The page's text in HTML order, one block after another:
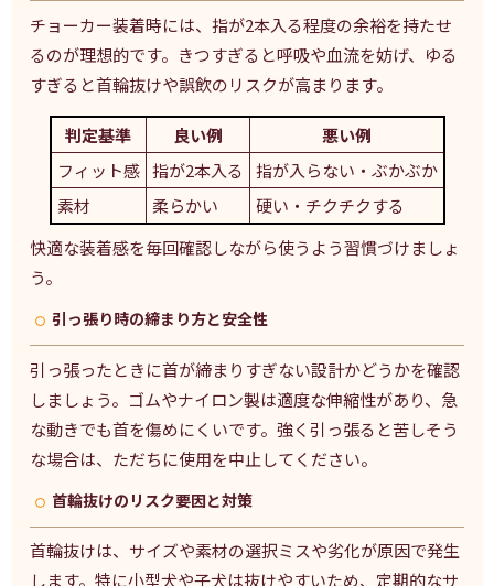
チョーカー装着時には、指が2本入る程度の余裕を持たせ
るのが理想的です。きつすぎると呼吸や血流を妨げ、ゆる
すぎると首輪抜けや誤飲のリスクが高まります。
判定基準 良い例
悪い例
フィット感 指が2本入る
指が入らない・ぶかぶか
素材
柔らかい
硬い・チクチクする
快適な装着感を毎回確認しながら使うよう習慣づけましょ
う。
引っ張り時の締まり方と安全性
引っ張ったときに首が締まりすぎない設計かどうかを確認
しましょう。ゴムやナイロン製は適度な伸縮性があり、急
な動きでも首を傷めにくいです。強く引っ張ると苦しそう
な場合は、ただちに使用を中止してください。
首輪抜けのリスク要因と対策
首輪抜けは、サイズや素材の選択ミスや劣化が原因で発生
します。特に小型犬や子犬は抜けやすいため、定期的なサ